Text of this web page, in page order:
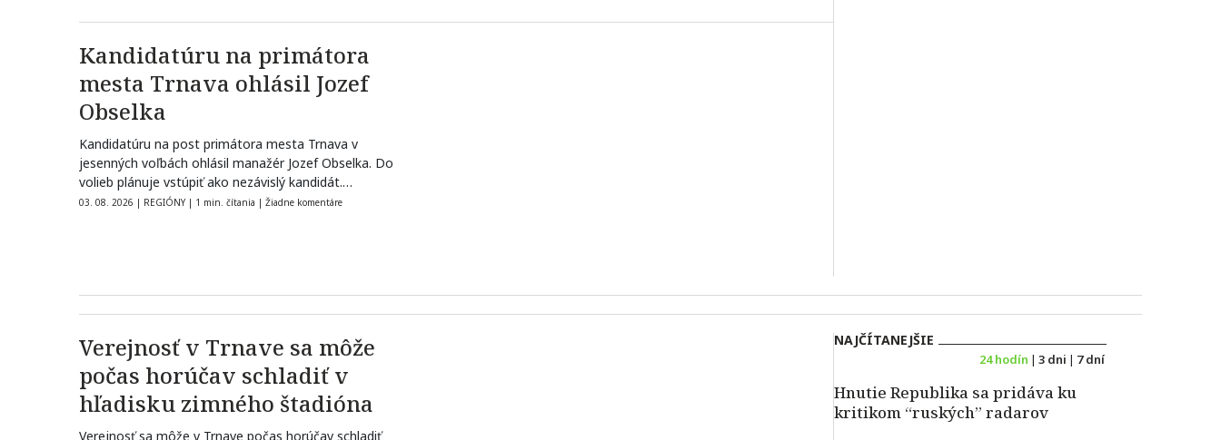
Kandidatúru na primátora
mesta Trnava ohlásil Jozef
Obselka
Kandidatúru na post primátora mesta Trnava v
jesenných voľbách ohlásil manažér Jozef Obselka. Do
volieb plánuje vstúpiť ako nezávislý kandidát.…
03. 08. 2026 | REGIÓNY | 1 min. čítania | Žiadne komentáre
Verejnosť v Trnave sa môže
počas horúčav schladiť v
hľadisku zimného štadióna
Verejnosť sa môže v Trnave počas horúčav schladiť
NAJČÍTANEJŠIE
24 hodín | 3 dni | 7 dní